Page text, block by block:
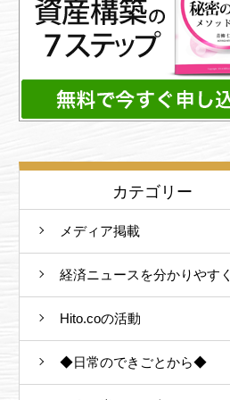
カテゴリー
メディア掲載
経済ニュースを分かりやすく
Hito.coの活動
◆日常のできごとから◆